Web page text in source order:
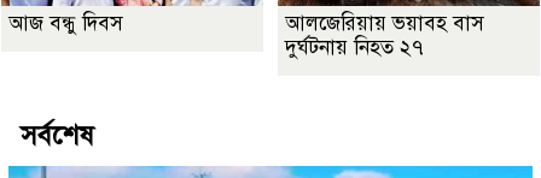
আজ বন্ধু দিবস
আলজেরিয়ায় ভয়াবহ বাস
দুর্ঘটনায় নিহত ২৭
সর্বশেষ